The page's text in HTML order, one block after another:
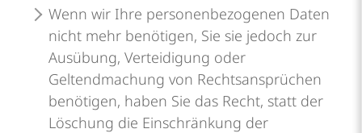
Wenn wir Ihre personenbezogenen Daten
nicht mehr benötigen, Sie sie jedoch zur
Ausübung, Verteidigung oder
Geltendmachung von Rechtsansprüchen
benötigen, haben Sie das Recht, statt der
Löschung die Einschränkung der